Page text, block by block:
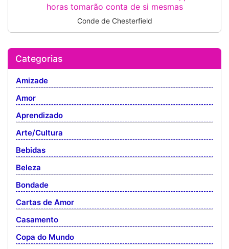
horas tomarão conta de si mesmas
Conde de Chesterfield
Categorias
Amizade
Amor
Aprendizado
Arte/Cultura
Bebidas
Beleza
Bondade
Cartas de Amor
Casamento
Copa do Mundo